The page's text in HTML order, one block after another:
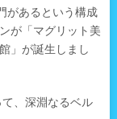
があるという構成
が「マグリット美
」が誕生しまし
、深淵なるベル